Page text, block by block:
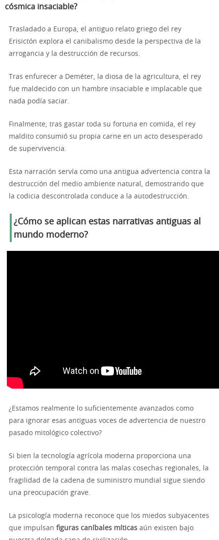
cósmica insaciable?
Trasladado a Europa, el antiguo relato griego del rey
Erisictón explora el canibalismo desde la perspectiva de la
arrogancia y la destrucción de recursos.
Tras enfurecer a Deméter, la diosa de la agricultura, el rey
fue maldecido con un hambre insaciable e implacable que
nada podía saciar.
Finalmente, tras gastar toda su fortuna en comida, el rey
maldito consumió su propia carne en un acto desesperado
de supervivencia.
Esta narración servía como una antigua advertencia contra la
destrucción del medio ambiente natural, demostrando que
la codicia descontrolada conduce a la autodestrucción.
¿Cómo se aplican estas narrativas antiguas al
mundo moderno?
¿Estamos realmente lo suficientemente avanzados como
para ignorar esas antiguas voces de advertencia de nuestro
pasado mitológico colectivo?
Si bien la tecnología agrícola moderna proporciona una
protección temporal contra las malas cosechas regionales, la
fragilidad de la cadena de suministro mundial sigue siendo
una preocupación grave.
La psicología moderna reconoce que los miedos subyacentes
que impulsan figuras caníbales míticas aún existen bajo